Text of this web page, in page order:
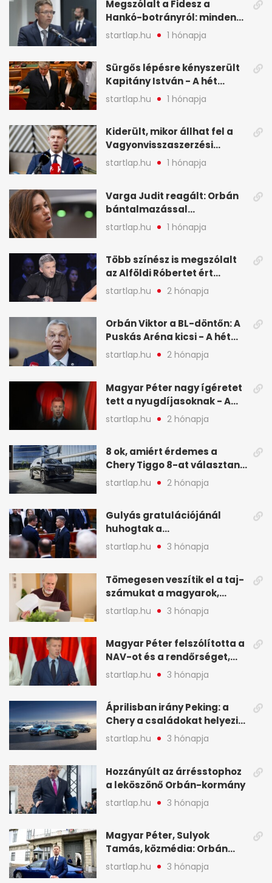
A hét legfontosabb hírei
képekben
Megszólalt a Fidesz a
Hankó-botrányról: minden
forint jó helyre ment - A hét
legfontosabb hírei
startlap.hu 1 hónapja
Sürgős lépésre kényszerült
Kapitány István - A hét
legfontosabb hírei
képekben
startlap.hu 1 hónapja
Kiderült, mikor állhat fel a
Vagyonvisszaszerzési
Hivatal - A hét legfontosabb
hírei képekben
startlap.hu 1 hónapja
Varga Judit reagált: Orbán
bántalmazással
kapcsolatban emlegette - A
hét legfontosabb hírei
startlap.hu 1 hónapja
Több színész is megszólalt
az Alföldi Róbertet ért
vádakról - A hét
legfontosabb hírei
startlap.hu 2 hónapja
Orbán Viktor a BL-döntőn: A
Puskás Aréna kicsi - A hét
legfontosabb hírei képeken
startlap.hu 2 hónapja
Magyar Péter nagy ígéretet
tett a nyugdíjasoknak - A
hét legfontosabb hírei
képekben
startlap.hu 2 hónapja
8 ok, amiért érdemes a
Chery Tiggo 8-at választani!
(X)
startlap.hu 2 hónapja
Gulyás gratulációjánál
huhogtak a
leghangosabban, miután
Magyart miniszterelnökké
legfontosabb hírei
képekben
startlap.hu 3 hónapja
Tömegesen veszítik el a taj-
számukat a magyarok,
sokak ellen eljárást indít a
NAV - A hét hírei képekben
startlap.hu 3 hónapja
Magyar Péter felszólította a
NAV-ot és a rendőrséget,
tartóztassák le a NER-es
oligarchákat - A hét
startlap.hu 3 hónapja
Áprilisban irány Peking: a
Chery a családokat helyezi
globális mobilitási
programja középpontjába
startlap.hu 3 hónapja
Hozzányúlt az árrésstophoz
a leköszönő Orbán-kormány
startlap.hu 3 hónapja
Magyar Péter, Sulyok
Tamás, közmédia: Orbán
Viktor április 13. óta hallgat,
közben pörögnek az
startlap.hu 3 hónapja